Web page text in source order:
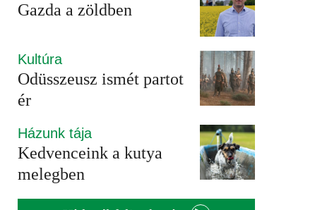
Gazda a zöldben
Kultúra
Odüsszeusz ismét partot
ér
Házunk tája
Kedvenceink a kutya
melegben